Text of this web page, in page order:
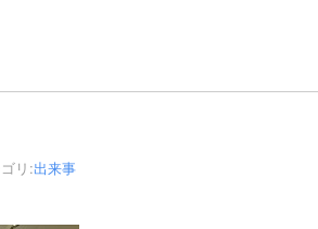
リ:出来事